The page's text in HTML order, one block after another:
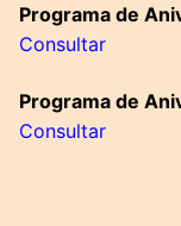
Programa de
Consultar
Programa de
Consultar